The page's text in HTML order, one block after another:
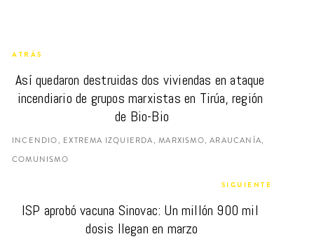
ATRÁS
Así quedaron destruidas dos viviendas en ataque
incendiario de grupos marxistas en Tirúa, región
de Bio-Bio
INCENDIO, EXTREMA IZQUIERDA, MARXISMO, ARAUCANÍA,
COMUNISMO
SIGUIENTE
ISP aprobó vacuna Sinovac: Un millón 900 mil
dosis llegan en marzo